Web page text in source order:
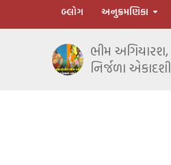
બ્લોગ અનુક્રમણિકા
ભીમ અગિયારશ,
નિર્જળા એકાદશી